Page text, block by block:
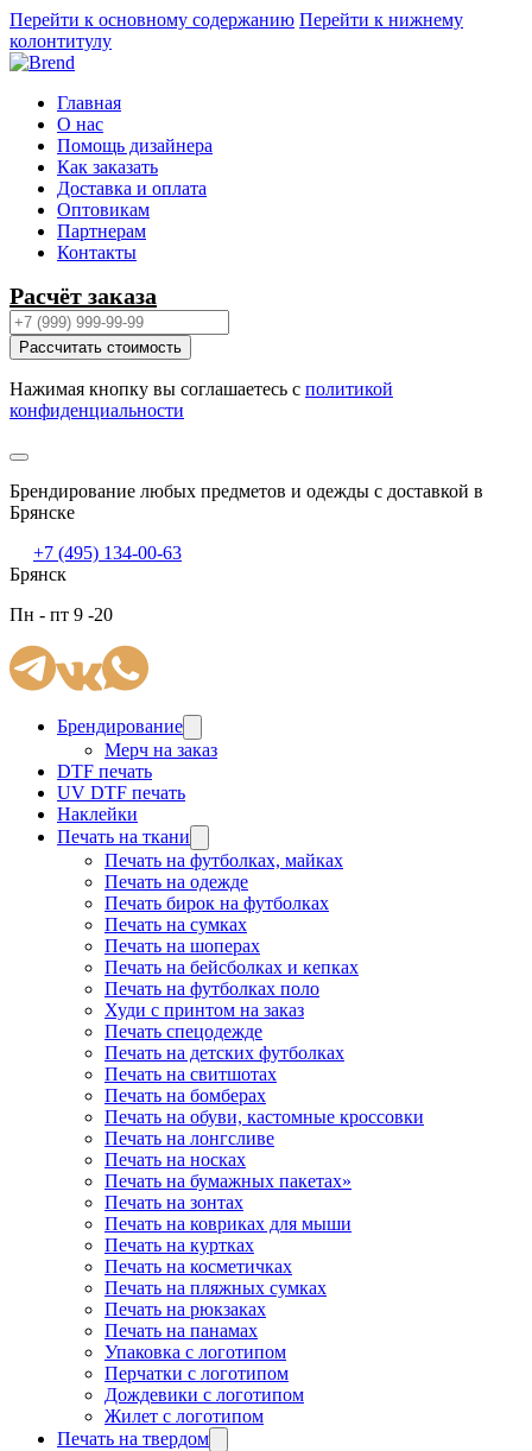
Перейти к основному содержанию Перейти к нижнему
колонтитулу
Главная
О нас
Помощь дизайнера
Как заказать
Доставка и оплата
Оптовикам
Партнерам
Контакты
Расчёт заказа
Рассчитать стоимость
Нажимая кнопку вы соглашаетесь с политикой
конфиденциальности
Брендирование любых предметов и одежды с доставкой в
Брянске
+7 (495) 134-00-63
Брянск
Пн - пт 9 -20
Брендирование
Мерч на заказ
DTF печать
UV DTF печать
Наклейки
Печать на ткани
Печать на футболках, майках
Печать на одежде
Печать бирок на футболках
Печать на сумках
Печать на шоперах
Печать на бейсболках и кепках
Печать на футболках поло
Худи с принтом на заказ
Печать спецодежде
Печать на детских футболках
Печать на свитшотах
Печать на бомберах
Печать на обуви, кастомные кроссовки
Печать на лонгсливе
Печать на носках
Печать на бумажных пакетах»
Печать на зонтах
Печать на ковриках для мыши
Печать на куртках
Печать на косметичках
Печать на пляжных сумках
Печать на рюкзаках
Печать на панамах
Упаковка с логотипом
Перчатки с логотипом
Дождевики с логотипом
Жилет с логотипом
Печать на твердом